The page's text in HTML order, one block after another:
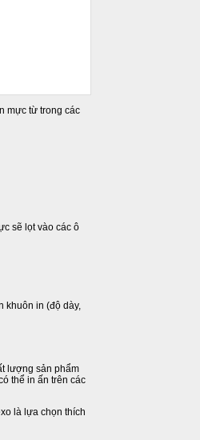
mực từ trong các
sẽ lọt vào các ô
khuôn in (độ dày,
lượng sản phẩm
thể in ấn trên các
là lựa chọn thích